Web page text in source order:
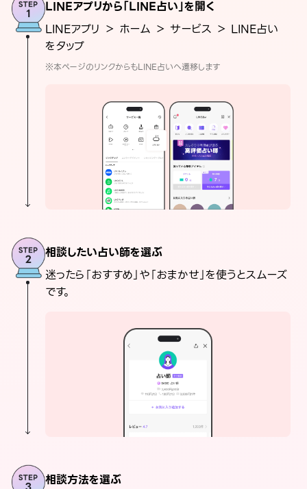
LINEアプリから「LINE占い」を開く
LINEアプリ ＞ ホーム ＞ サービス ＞ LINE占い
をタップ
※本ページのリンクからもLINE占いへ遷移します
相談したい占い師を選ぶ
迷ったら「おすすめ」や「おまかせ」を使うとスムーズ
です。
相談方法を選ぶ